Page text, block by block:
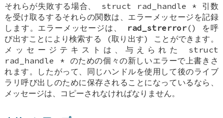
それらが失敗する場合、 struct rad_handle * 引数
を受け取るするそれらの関数は、エラーメッセージを記録
します。エラーメッセージは、 rad_strerror() を呼
び出すことにより検索する (取り出す) ことができます。
メッセージテキストは、与えられた struct
rad_handle * のための個々の新しいエラーで上書きさ
れます。したがって、同じハンドルを使用して後のライブ
ラリ呼び出しのために保存されることになっているなら、
メッセージは、コピーされなければなりません。